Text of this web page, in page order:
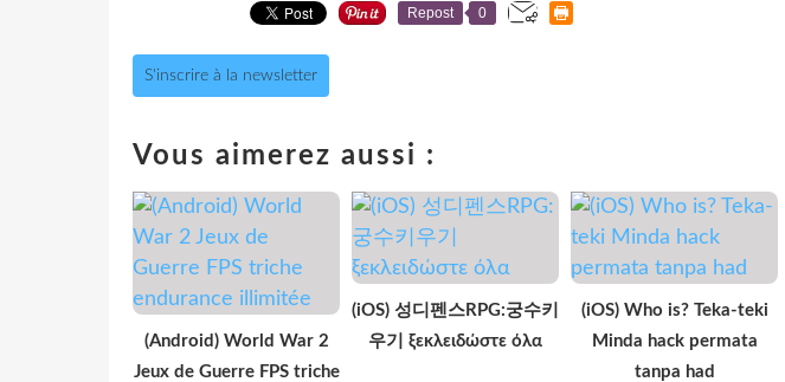
Repost 0
S'inscrire à la newsletter
Vous aimerez aussi :
(Android) World War 2
Jeux de Guerre FPS triche
(iOS) 성디펜스RPG:궁수키
우기 ξεκλειδώστε όλα
(iOS) Who is? Teka-teki
Minda hack permata
tanpa had